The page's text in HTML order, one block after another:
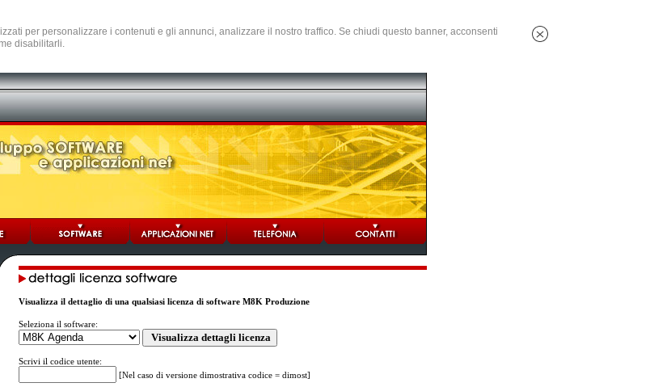
per personalizzare i contenuti e gli annunci, analizzare il nostro traffico. Se chiudi questo banner, acconsenti
disabilitarli.
Visualizza il dettaglio di una qualsiasi licenza di software M8K Produzione
Seleziona il software:
Scrivi il codice utente:
[Nel caso di versione dimostrativa codice = dimost]